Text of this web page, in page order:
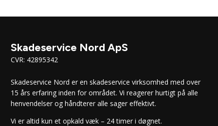
Skadeservice Nord ApS
CVR: 42895342
Skadeservice Nord er en skadeservice virksomhed med over
15 års erfaring inden for området. Vi reagerer hurtigt på alle
henvendelser og håndterer alle sager effektivt.
Vi er altid kun et opkald væk – 24 timer i døgnet.